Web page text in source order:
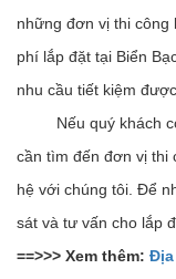
những đơn vị thi công
phí lắp đặt tại Biển
nhu cầu tiết kiệm
Nếu quý khách có
cần tìm đến đơn vị thi
hệ với chúng tôi. Để
sát và tư vấn cho lắp
==>>> Xem thêm: Địa